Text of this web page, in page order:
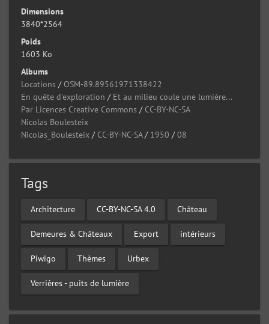
Dimensions
3840*2564
Poids
1603 Ko
Albums
Locations / OSM-89.89561971338422
En quête d'exploration / Et au milieu coule une lumière...
Par Licences Creative Commons / CC-BY-NC-SA
Nicolas Boulesteix
Nicolas_Boulesteix / CC-BY-NC-SA/ 1950 /08
Tags
Architecture CC-BY-NC-SA 4.0 Château
Demeures & Châteaux Export intérieurs
Piwigo Thèmes Urbex
Verrières - puits de lumière